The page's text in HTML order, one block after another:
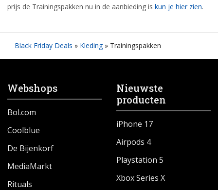
prijs de Trainingspakken nu in de aanbieding is kun je hier zien.
Black Friday Deals » Kleding» Trainingspakken
Webshops
Bol.com
Coolblue
De Bijenkorf
MediaMarkt
Rituals
Nieuwste
producten
iPhone 17
Airpods 4
Playstation 5
Xbox Series X